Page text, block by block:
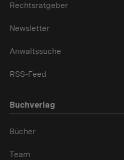
Rechtsratgeber
Newsletter
Anwaltssuche
RSS-Feed
Buchverlag
Bücher
Team